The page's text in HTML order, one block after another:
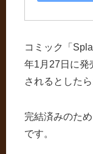
コミック「
年1月27日に発
されるとした
完結済みのた
です。